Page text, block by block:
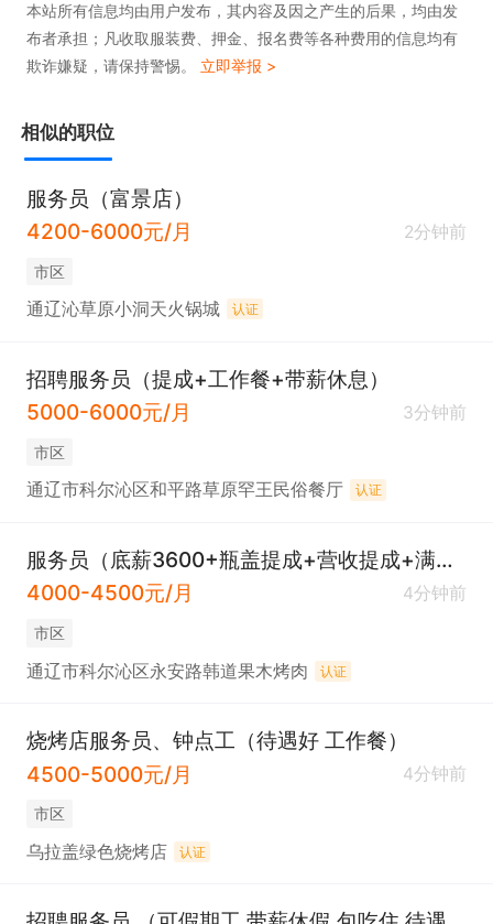
本站所有信息均由用户发布，其内容及因之产生的后果，均由发
布者承担；凡收取服装费、押金、报名费等各种费用的信息均有
欺诈嫌疑，请保持警惕。 立即举报 >
相似的职位
服务员（富景店）
4200-6000元/月
2分钟前
市区
通辽沁草原小洞天火锅城 认证
招聘服务员（提成+工作餐+带薪休息）
5000-6000元/月
3分钟前
市区
通辽市科尔沁区和平路草原罕王民俗餐厅 认证
服务员（底薪3600+瓶盖提成+营收提成+满勤）
4000-4500元/月
4分钟前
市区
通辽市科尔沁区永安路韩道果木烤肉 认证
烧烤店服务员、钟点工（待遇好 工作餐）
4500-5000元/月
4分钟前
市区
乌拉盖绿色烧烤店 认证